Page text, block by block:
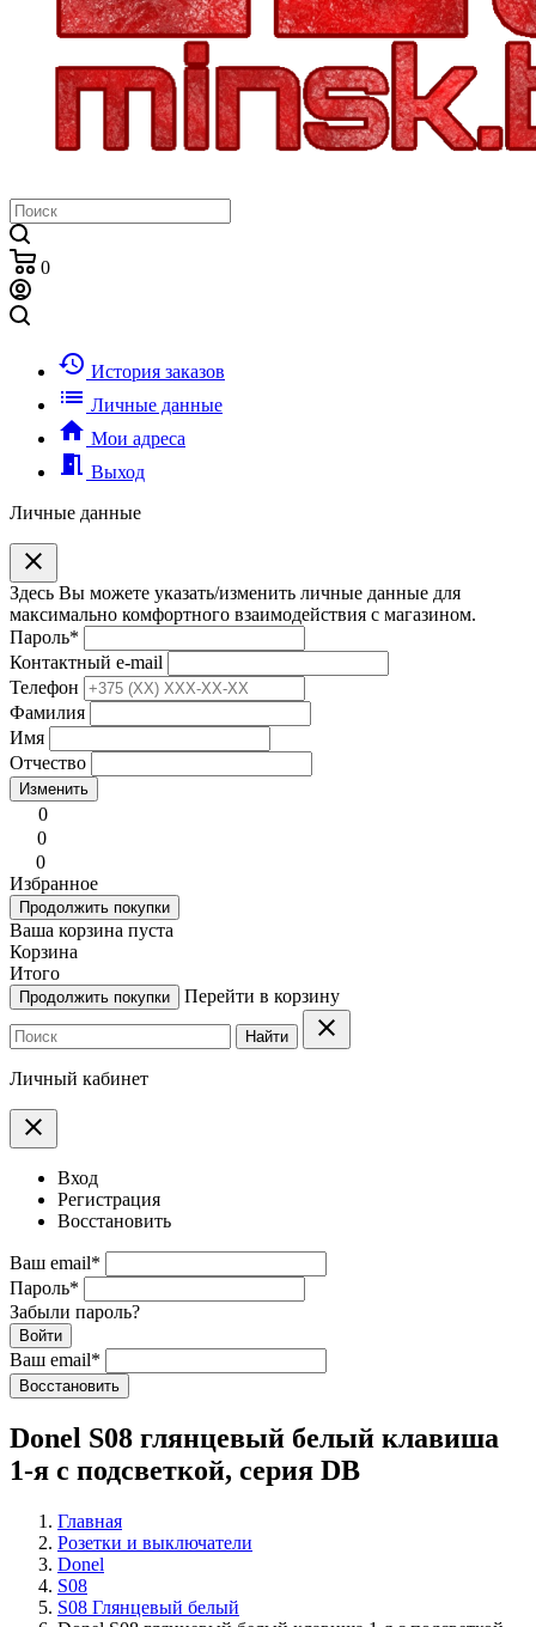
0
history История заказов
list Личные данные
home Мои адреса
meeting_room Выход
Личные данные
clear
Здесь Вы можете указать/изменить личные данные для
максимально комфортного взаимодействия с магазином.
Пароль*
Контактный e-mail
Телефон
Фамилия
Имя
Отчество
Изменить
0
0
0
Избранное
Продолжить покупки
Ваша корзина пуста
Корзина
Итого
Продолжить покупки Перейти в корзину
Найти clear
Личный кабинет
clear
Вход
Регистрация
Восстановить
Ваш email*
Пароль*
Забыли пароль?
Войти
Ваш email*
Воcстановить
Donel S08 глянцевый белый клавиша
1-я с подсветкой, серия DB
Главная
Розетки и выключатели
Donel
S08
S08 Глянцевый белый